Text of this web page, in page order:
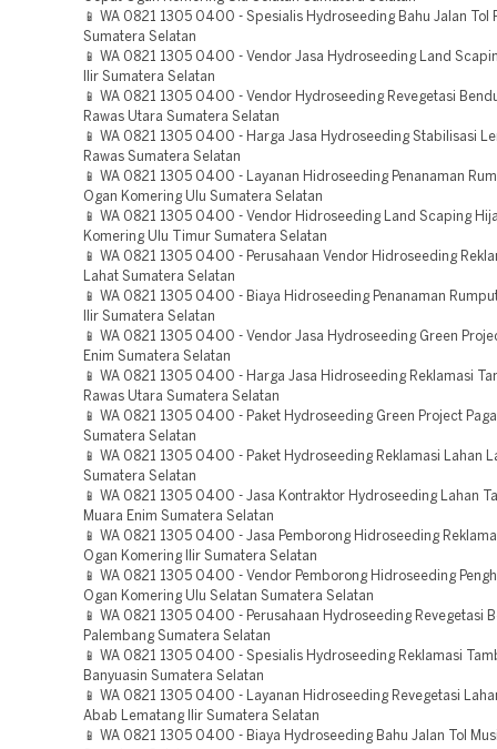
📱 WA 0821 1305 0400 - Spesialis Hydroseeding Bahu Jalan Tol
Sumatera Selatan
📱 WA 0821 1305 0400 - Vendor Jasa Hydroseeding Land
Ilir Sumatera Selatan
📱 WA 0821 1305 0400 - Vendor Hydroseeding Revegetasi
Rawas Utara Sumatera Selatan
📱 WA 0821 1305 0400 - Harga Jasa Hydroseeding Stabilisasi
Rawas Sumatera Selatan
📱 WA 0821 1305 0400 - Layanan Hidroseeding Penanaman
Ogan Komering Ulu Sumatera Selatan
📱 WA 0821 1305 0400 - Vendor Hidroseeding Land Scaping
Komering Ulu Timur Sumatera Selatan
📱 WA 0821 1305 0400 - Perusahaan Vendor Hidroseeding
Lahat Sumatera Selatan
📱 WA 0821 1305 0400 - Biaya Hidroseeding Penanaman
Ilir Sumatera Selatan
📱 WA 0821 1305 0400 - Vendor Jasa Hydroseeding Green
Enim Sumatera Selatan
📱 WA 0821 1305 0400 - Harga Jasa Hidroseeding Reklamasi
Rawas Utara Sumatera Selatan
📱 WA 0821 1305 0400 - Paket Hydroseeding Green Project
Sumatera Selatan
📱 WA 0821 1305 0400 - Paket Hydroseeding Reklamasi Lahan
Sumatera Selatan
📱 WA 0821 1305 0400 - Jasa Kontraktor Hydroseeding Lahan
Muara Enim Sumatera Selatan
📱 WA 0821 1305 0400 - Jasa Pemborong Hidroseeding
Ogan Komering Ilir Sumatera Selatan
📱 WA 0821 1305 0400 - Vendor Pemborong Hidroseeding
Ogan Komering Ulu Selatan Sumatera Selatan
📱 WA 0821 1305 0400 - Perusahaan Hydroseeding Revegetasi
Palembang Sumatera Selatan
📱 WA 0821 1305 0400 - Spesialis Hydroseeding Reklamasi
Banyuasin Sumatera Selatan
📱 WA 0821 1305 0400 - Layanan Hidroseeding Revegetasi
Abab Lematang Ilir Sumatera Selatan
📱 WA 0821 1305 0400 - Biaya Hydroseeding Bahu Jalan Tol